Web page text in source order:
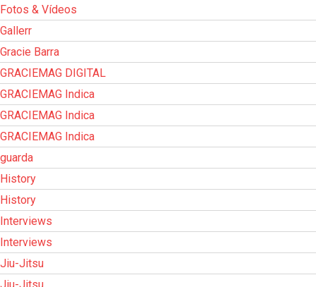
Fotos & Vídeos
Gallerr
Gracie Barra
GRACIEMAG DIGITAL
GRACIEMAG Indica
GRACIEMAG Indica
GRACIEMAG Indica
guarda
History
History
Interviews
Interviews
Jiu-Jitsu